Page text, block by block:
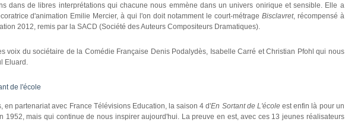
dans de libres interprétations qui chacune nous emmène dans un univers onirique et sensible. Elle a
d'animation Emilie Mercier, à qui l'on doit notamment le court-métrage Bisclavret, récompensé à
2012, remis par la SACD (Société des Auteurs Compositeurs Dramatiques).
voix du sociétaire de la Comédie Française Denis Podalydès, Isabelle Carré et Christian Pfohl qui nous
Eluard.
de l'école
en partenariat avec France Télévisions Education, la saison 4 d'En Sortant de L'écoleest enfin là pour un
1952, mais qui continue de nous inspirer aujourd'hui. La preuve en est, avec ces 13 jeunes réalisateurs